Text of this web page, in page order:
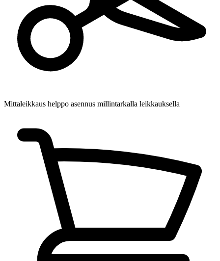
Mittaleikkaus helppo asennus millintarkalla leikkauksella